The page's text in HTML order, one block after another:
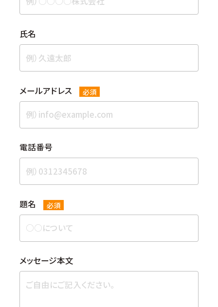
⽒名
メールアドレス 必須
電話番号
題名 必須
メッセージ本⽂